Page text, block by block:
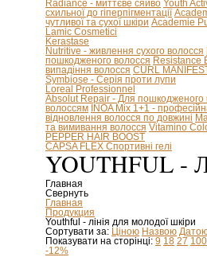
Radiance - миттєве сяйво Youth
схильної до гіперпігментації
чутливої та сухої шкіри Academie
Lamic Cosmetici
Kerastase
Nutritive - живлення сухого волосся
пошкодженого волосся Resistance
випадіння волосся CURL
Symbiose - Серія проти лупи
Loreal Professionnel
Absolut Repair - Для пошкодженого
волоссям INOA Mix 1+1 -
відновлення волосся по довжині
та вимивання волосся Vitamino
PEPPER HAIR BOOST
CAPSA FLEX Спортивні гелі
YOUTHFUL
Главная
Свернуть
Главная
Продукция
Youthful - лінія для молодої шкіри
Сортувати за: Ціною Назвою
Показувати на сторінці: 9 18 27 100
-12%